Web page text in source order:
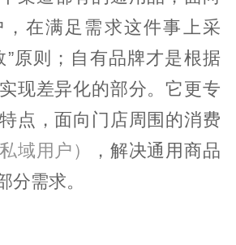
在满足需求这件事上采
”原则；自有品牌才是根据
现差异化的部分。它更专
点，面向门店周围的消费
域用户）
，解决通用商品
分需求。